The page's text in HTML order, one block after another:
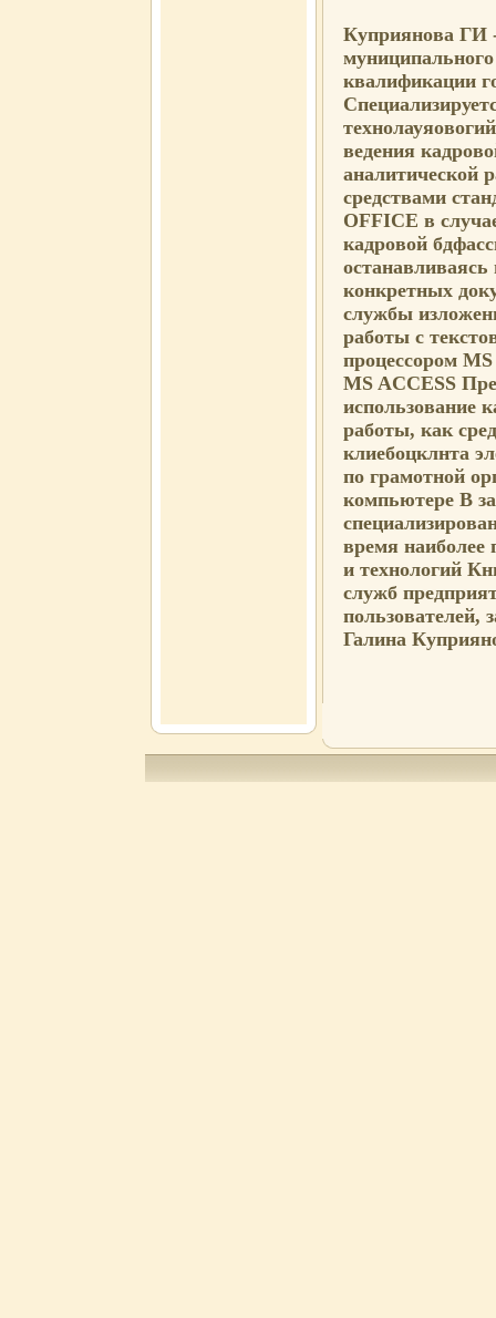
Куприянова ГИ -
квалификации
ведения
аналитической
средствами
OFFICE в
кадровой
конкретных
службы
работы с
процессором
MS ACCESS
использование
работы, как
клиебоцклнта
по грамотной
компьютере В
время
и технологий
служб
пользователей,
Галина